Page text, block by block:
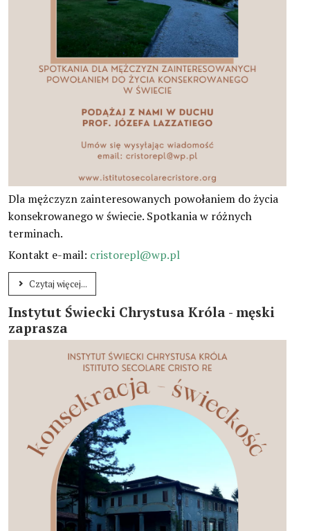
Dla mężczyzn zainteresowanych powołaniem do życia
konsekrowanego w świecie. Spotkania w różnych
terminach.
Kontakt e-mail: cristorepl@wp.pl
Czytaj więcej...
Instytut Świecki Chrystusa Króla - męski
zaprasza